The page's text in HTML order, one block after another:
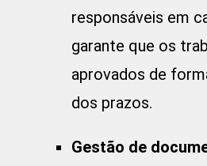
responsáveis em
garante que os
aprovados de
dos prazos.
Gestão de